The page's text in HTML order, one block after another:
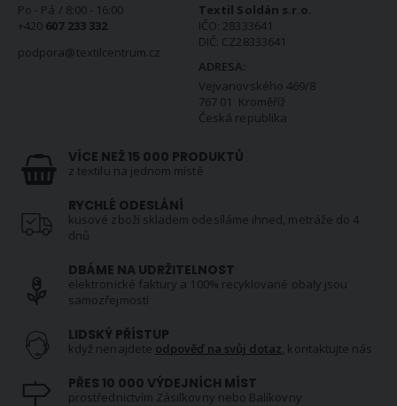
Po - Pá / 8:00 - 16:00
+420 607 233 332
podpora@textilcentrum.cz
Textil Soldán s.r.o.
IČO: 28333641
DIČ: CZ28333641
ADRESA:
Vejvanovského 469/8
767 01 Kroměříž
Česká republika
VÍCE NEŽ 15 000 PRODUKTŮ
z textilu na jednom místě
RYCHLÉ ODESLÁNÍ
kusové zboží skladem odesíláme ihned, metráže do 4
dnů
DBÁME NA UDRŽITELNOST
elektronické faktury a 100% recyklované obaly jsou
samozřejmostí
LIDSKÝ PŘÍSTUP
když nenajdete odpověď na svůj dotaz , kontaktujte nás
PŘES 10 000 VÝDEJNÍCH MÍST
prostřednictvím Zásilkovny nebo Balíkovny